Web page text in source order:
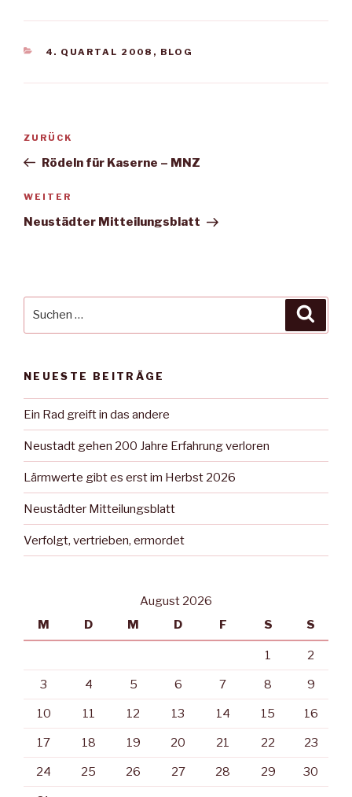
KATEGORIEN
4. QUARTAL 2008 , BLOG
Beitragsnavigation
Vorheriger
Beitrag
ZURÜCK
Rödeln für Kaserne – MNZ
Nächster
Beitrag
WEITER
Neustädter Mitteilungsblatt
NEUESTE BEITRÄGE
Ein Rad greift in das andere
Neustadt gehen 200 Jahre Erfahrung verloren
Lärmwerte gibt es erst im Herbst 2026
Neustädter Mitteilungsblatt
Verfolgt, vertrieben, ermordet
August 2026
M
D M D F S S
1 2
3 4 5 6 7 8 9
10 11 12 13 14 15 16
17 18 19 20 21 22 23
24 25 26 27 28 29 30